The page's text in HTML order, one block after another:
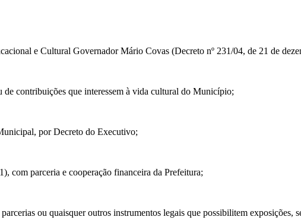
e Cultural Governador Mário Covas (Decreto nº 231/04, de 21 de
contribuições que interessem à vida cultural do Município;
por Decreto do Executivo;
com parceria e cooperação financeira da Prefeitura;
ou quaisquer outros instrumentos legais que possibilitem exposições,